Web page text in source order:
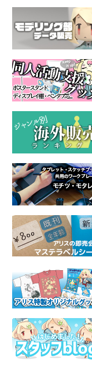
SRING SONG 6
ケモノ
全年齢
ロミミと神主の栄都散